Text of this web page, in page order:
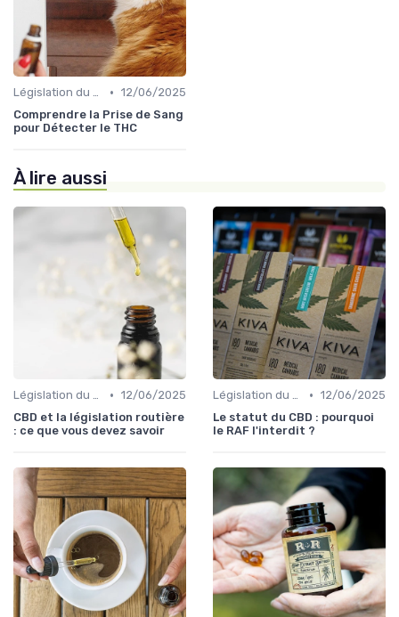
Législation du CBD • 12/06/2025
Comprendre la Prise de Sang
pour Détecter le THC
À lire aussi
Législation du CBD • 12/06/2025
CBD et la législation routière
: ce que vous devez savoir
Législation du CBD • 12/06/2025
Le statut du CBD : pourquoi
le RAF l'interdit ?